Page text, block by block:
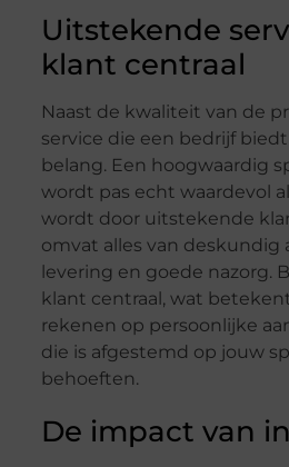
Uitstekende
klant centraal
Naast de kwaliteit van de
service die een bedrijf
belang. Een hoogwaardig
wordt pas echt waardevol
wordt door uitstekende
omvat alles van deskundig
levering en goede nazorg.
klant centraal, wat
rekenen op persoonlijke
die is afgestemd op jouw
behoeften.
De impact van